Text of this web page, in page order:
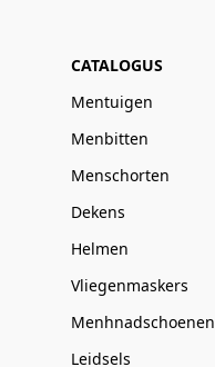
CATALOGUS
Mentuigen
Menbitten
Menschorten
Dekens
Helmen
Vliegenmaskers
Menhnadschoenen
Leidsels